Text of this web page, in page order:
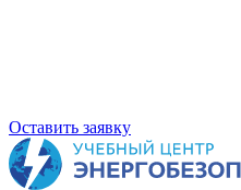
Оставить заявку